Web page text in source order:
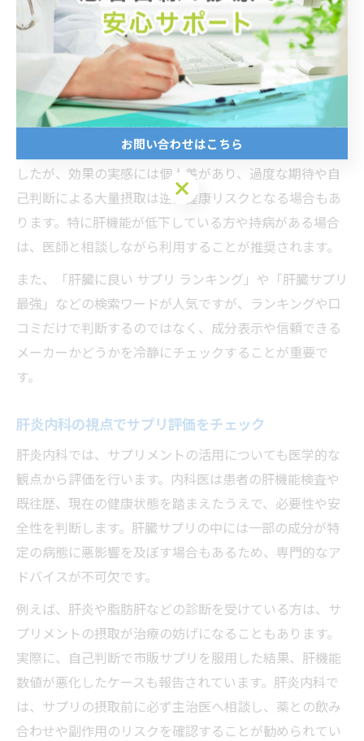
持つ方も少なくありません。市販サプリには肝臓に良い
とされる成分が配合されていますが、医学的な根拠や成
分の安全性を確認することが大切です。
例えば、ウコンやシリマリン、オルニチンなどが配合さ
れたサプリは、肝臓の代謝をサポートするとされていま
す。これらの成分は古くから肝臓ケアに用いられてきま
したが、効果の実感には個人差があり、過度な期待や自
己判断による大量摂取は逆に健康リスクとなる場合もあ
ります。特に肝機能が低下している方や持病がある場合
は、医師と相談しながら利用することが推奨されます。
また、「肝臓に良い サプリ ランキング」や「肝臓サプリ
最強」などの検索ワードが人気ですが、ランキングや口
コミだけで判断するのではなく、成分表示や信頼できる
メーカーかどうかを冷静にチェックすることが重要で
す。
肝炎内科の視点でサプリ評価をチェック
肝炎内科では、サプリメントの活用についても医学的な
観点から評価を行います。内科医は患者の肝機能検査や
既往歴、現在の健康状態を踏まえたうえで、必要性や安
全性を判断します。肝臓サプリの中には一部の成分が特
定の病態に悪影響を及ぼす場合もあるため、専門的なア
ドバイスが不可欠です。
例えば、肝炎や脂肪肝などの診断を受けている方は、サ
プリメントの摂取が治療の妨げになることもあります。
実際に、自己判断で市販サプリを服用した結果、肝機能
数値が悪化したケースも報告されています。肝炎内科で
は、サプリの摂取前に必ず主治医へ相談し、薬との飲み
合わせや副作用のリスクを確認することが勧められてい
お問い合わせはこちら
お問い合わせはこちら